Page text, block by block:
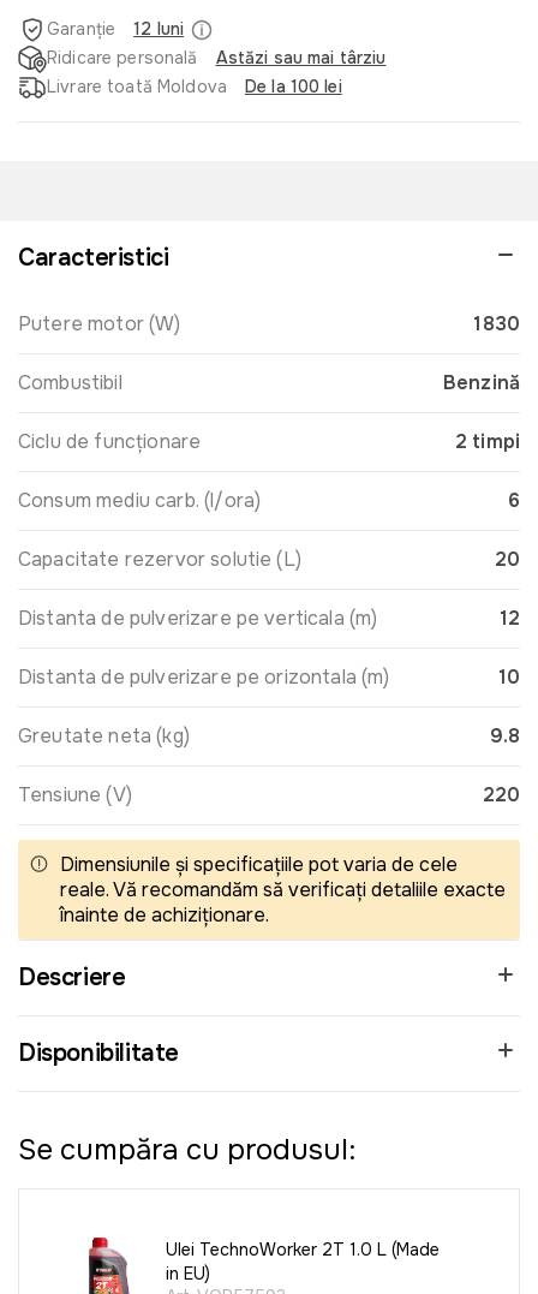
Garanție
12 luni
Ridicare personală
Astăzi sau mai târziu
Livrare toată Moldova
De la 100 lei
Caracteristici
Putere motor (W) 1830
Combustibil Benzină
Ciclu de funcționare 2 timpi
Consum mediu carb. (l/ora) 6
Capacitate rezervor solutie (L) 20
Distanta de pulverizare pe verticala (m) 12
Distanta de pulverizare pe orizontala (m) 10
Greutate neta (kg) 9.8
Tensiune (V) 220
Dimensiunile și specificațiile pot varia de cele
reale. Vă recomandăm să verificați detaliile exacte
înainte de achiziționare.
Descriere
Disponibilitate
Se cumpăra cu produsul:
Ulei TechnoWorker 2T 1.0 L (Made
in EU)